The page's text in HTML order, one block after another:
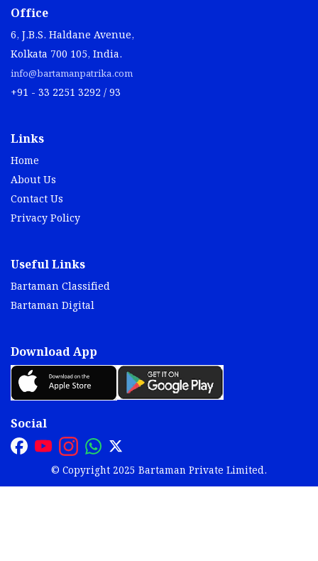
Office
6, J.B.S. Haldane Avenue,
Kolkata 700 105, India.
info@bartamanpatrika.com
+91 - 33 2251 3292 / 93
Links
Home
About Us
Contact Us
Privacy Policy
Useful Links
Bartaman Classified
Bartaman Digital
Download App
Social
© Copyright 2025 Bartaman Private Limited.